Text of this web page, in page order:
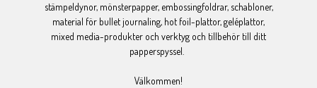
stämpeldynor, mönsterpapper, embossingfoldrar, schabloner,
material för bullet journaling, hot foil-plattor, geléplattor,
mixed media-produkter och verktyg och tillbehör till ditt
papperspyssel.
Välkommen!